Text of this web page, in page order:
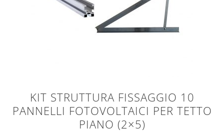
KIT STRUTTURA FISSAGGIO 10
PANNELLI FOTOVOLTAICI PER TETTO
PIANO (2×5)